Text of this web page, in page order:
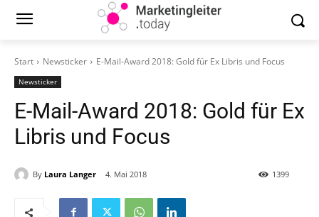
Start Newsticker E-Mail-Award 2018: Gold für Ex Libris und Focus
Newsticker
E-Mail-Award 2018: Gold für Ex
Libris und Focus
By Laura Langer 4. Mai 2018 1399